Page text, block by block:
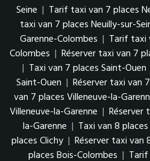
Seine | Tarif taxi van 7 places
taxi van 7 places Neuilly-sur-
Garenne-Colombes | Tarif taxi
Colombes | Réserver taxi van 7
| Taxi van 7 places Saint-Ouen
Saint-Ouen | Réserver taxi van
van 7 places Villeneuve-la-
Villeneuve-la-Garenne | Réserver
la-Garenne | Taxi van 8
places Clichy | Réserver taxi van
places Bois-Colombes |